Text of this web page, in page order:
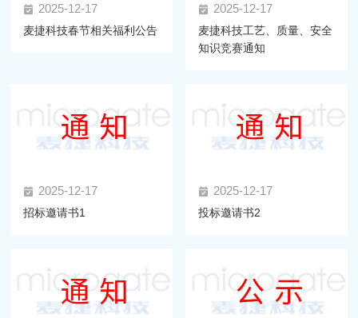
2025-12-17
麦捷科技春节相关福利公告
2025-12-17
麦捷科技工艺、质量、安全
知识竞赛通知
2025-12-17
招标邀请书1
2025-12-17
投标邀请书2